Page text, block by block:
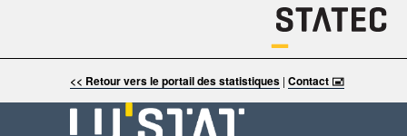
<< Retour vers le portail des statistiques| Contact 🖃